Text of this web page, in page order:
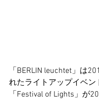
「BERLIN leuchtet」は
れたライトアップイベン
「Festival of Lights」が